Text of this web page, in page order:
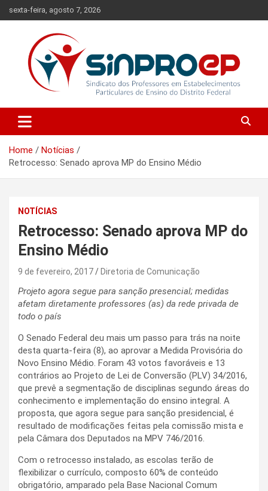
to
sexta-feira, agosto 7, 2026
Sinproep-DF
Ensino do Distrito Federal
Home
Notícias
Retrocesso: Senado aprova MP do Ensino Médio
NOTÍCIAS
Retrocesso: Senado aprova MP do
Ensino Médio
9 de fevereiro, 2017 Diretoria de Comunicação
Projeto agora segue para sanção presencial; medidas
afetam diretamente professores (as) da rede privada de
todo o país
O Senado Federal deu mais um passo para trás na noite
desta quarta-feira (8), ao aprovar a Medida Provisória do
Novo Ensino Médio. Foram 43 votos favoráveis e 13
contrários ao Projeto de Lei de Conversão (PLV) 34/2016,
que prevê a segmentação de disciplinas segundo áreas do
conhecimento e implementação do ensino integral. A
proposta, que agora segue para sanção presidencial, é
resultado de modificações feitas pela comissão mista e
pela Câmara dos Deputados na MPV 746/2016.
Com o retrocesso instalado, as escolas terão de
flexibilizar o currículo, composto 60% de conteúdo
obrigatório, amparado pela Base Nacional Comum